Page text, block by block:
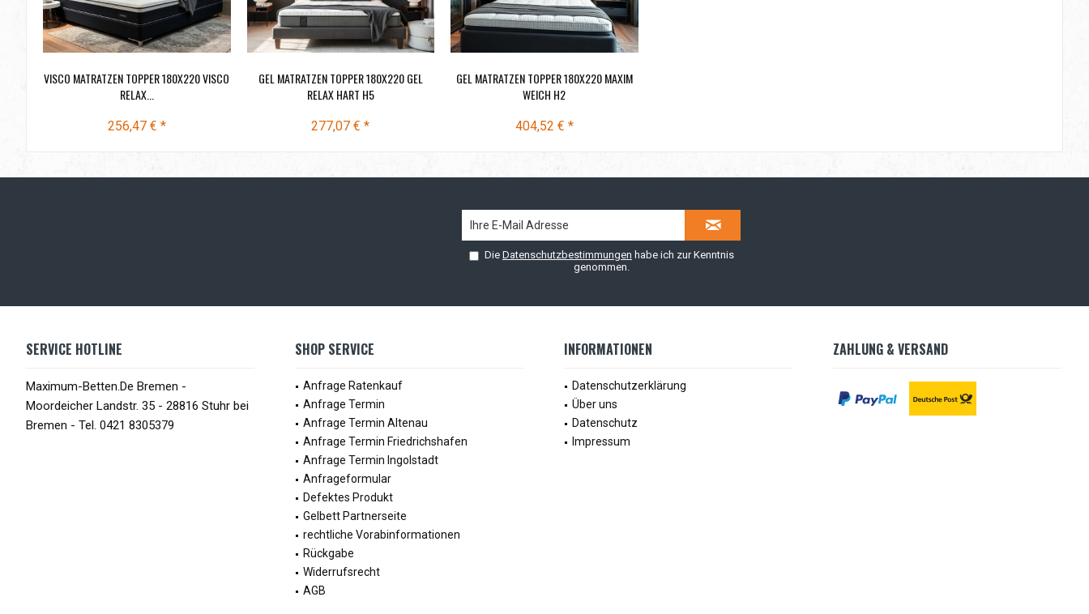
VISCO MATRATZEN TOPPER 180X220 VISCO
RELAX...
256,47 € *
GEL MATRATZEN TOPPER 180X220 GEL
RELAX HART H5
277,07 € *
GEL MATRATZEN TOPPER 180X220 MAXIM
WEICH H2
404,52 € *
Die Datenschutzbestimmungen habe ich zur Kenntnis
genommen.
SERVICE HOTLINE
Maximum-Betten.De Bremen -
Moordeicher Landstr. 35 - 28816 Stuhr bei
Bremen - Tel. 0421 8305379
SHOP SERVICE
Anfrage Ratenkauf
Anfrage Termin
Anfrage Termin Altenau
Anfrage Termin Friedrichshafen
Anfrage Termin Ingolstadt
Anfrageformular
Defektes Produkt
Gelbett Partnerseite
rechtliche Vorabinformationen
Rückgabe
Widerrufsrecht
AGB
INFORMATIONEN
Datenschutzerklärung
Über uns
Datenschutz
Impressum
ZAHLUNG & VERSAND